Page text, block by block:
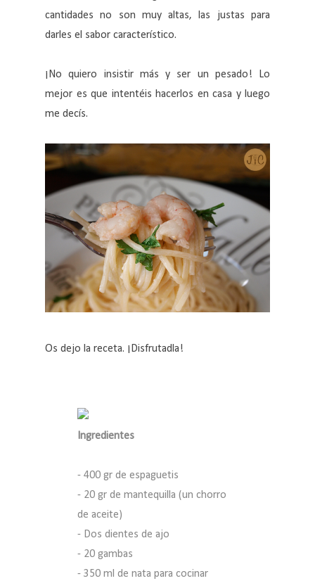
cantidades no son muy altas, las justas para
darles el sabor característico.
¡No quiero insistir más y ser un pesado! Lo
mejor es que intentéis hacerlos en casa y luego
me decís.
Os dejo la receta. ¡Disfrutadla!
Ingredientes
- 400 gr de espaguetis
- 20 gr de mantequilla (un chorro
de aceite)
- Dos dientes de ajo
- 20 gambas
- 350 ml de nata para cocinar